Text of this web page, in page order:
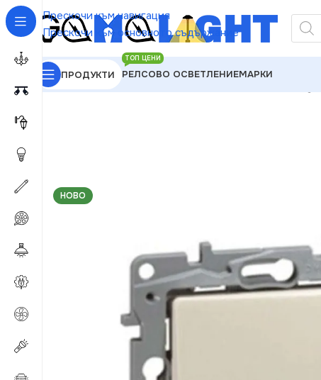
Прескочи към навигация
Прескочи към основното съдържание
ПРОДУКТИ РЕЛСОВО ОСВЕТЛЕНИЕ
ТОП ЦЕНИ
МАРКИ
GAMALIGHT»
НОВО